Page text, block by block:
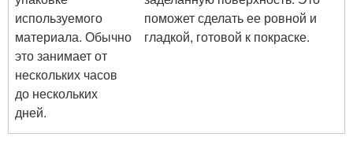
используемого
материала. Обычно
это занимает от
нескольких часов
до нескольких
дней.
поможет сделать ее ровной и
гладкой, готовой к покраске.